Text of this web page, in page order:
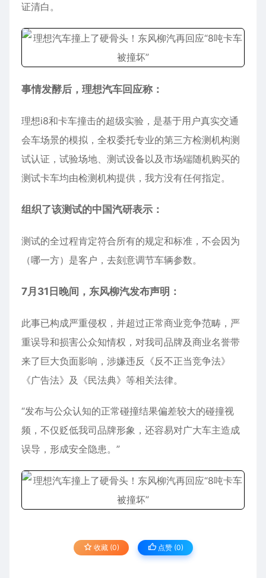
证清白。
事情发酵后，理想汽车回应称：
理想i8和卡车撞击的超级实验，是基于用户真实交通
会车场景的模拟，全权委托专业的第三方检测机构测
试认证，试验场地、测试设备以及市场端随机购买的
测试卡车均由检测机构提供，我方没有任何指定。
组织了该测试的中国汽研表示：
测试的全过程肯定符合所有的规定和标准，不会因为
（哪一方）是客户，去刻意调节车辆参数。
7月31日晚间，东风柳汽发布声明：
此事已构成严重侵权，并超过正常商业竞争范畴，严
重误导和损害公众知情权，对我司品牌及商业名誉带
来了巨大负面影响，涉嫌违反《反不正当竞争法》
《广告法》及《民法典》等相关法律。
“发布与公众认知的正常碰撞结果偏差较大的碰撞视
频，不仅贬低我司品牌形象，还容易对广大车主造成
误导，形成安全隐患。”
收藏 (0) 点赞 (0)